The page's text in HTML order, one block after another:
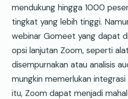
mendukung hingga 1000
tingkat yang lebih tinggi.
webinar Gomeet yang dapat
opsi lanjutan Zoom, seperti
disempurnakan atau analisis
mungkin memerlukan integrasi
itu, Zoom dapat menjadi